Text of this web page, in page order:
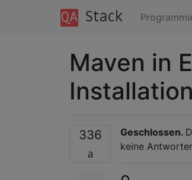
Maven in
336 Geschlossen.
keine